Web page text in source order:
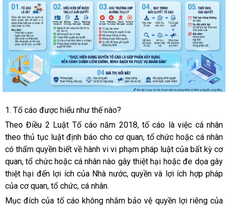
1. Tố cáo được hiểu như thế nào?
Theo Điều 2 Luật Tố cáo năm 2018, tố cáo là việc cá nhân
theo thủ tục luật định báo cho cơ quan, tổ chức hoặc cá nhân
có thẩm quyền biết về hành vi vi phạm pháp luật của bất kỳ cơ
quan, tổ chức hoặc cá nhân nào gây thiệt hại hoặc đe dọa gây
thiệt hại đến lợi ích của Nhà nước, quyền và lợi ích hợp pháp
của cơ quan, tổ chức, cá nhân.
Mục đích của tố cáo không nhằm bảo vệ quyền lợi riêng của